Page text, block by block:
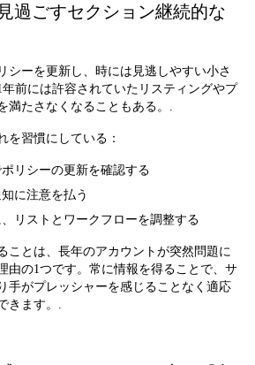
過ごすセクション継続的な
シーを更新し、時には見逃しやすい小さ
前には許容されていたリスティングやプ
満たさなくなることもある。.
を習慣にしている：
リシーの更新を確認する
に注意を払う
リストとワークフローを調整する
ことは、長年のアカウントが突然問題に
由の1つです。常に情報を得ることで、サ
手がプレッシャーを感じることなく適応
きます。.